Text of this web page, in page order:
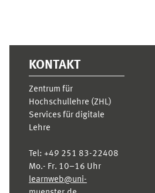
KONTAKT
Zentrum für
Hochschullehre (ZHL)
Services für digitale
Lehre
Tel: +49 251 83-22408
Mo.- Fr. 10–16 Uhr
learnweb@uni-